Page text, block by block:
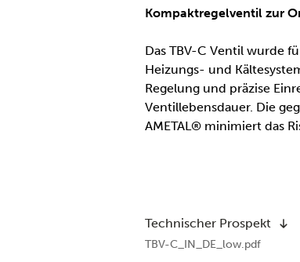
Kompaktregelventil zur
Das TBV-C Ventil wurde
Heizungs- und
Regelung und präzise
Ventillebensdauer. Die
AMETAL® minimiert das
Technischer Prospekt
TBV-C_IN_DE_low.pdf